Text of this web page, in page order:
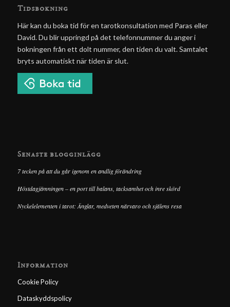
Tidsbokning
Här kan du boka tid för en tarotkonsultation med Paras eller
David. Du blir uppringd på det telefonnummer du anger i
bokningen från ett dolt nummer, den tiden du valt. Samtalet
bryts automatiskt när tiden är slut.
Senaste blogginlägg
7 tecken på att du går igenom en andlig förändring
Höstdagjämningen – en port till balans, tacksamhet och inre skörd
Nyckelelementen i tarot: Änglar, medveten närvaro och själens resa
Information
Cookie Policy
Dataskyddspolicy